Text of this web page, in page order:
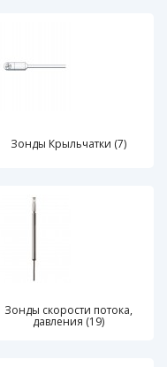
Зонды Крыльчатки (7)
Зонды скорости потока,
давления (19)